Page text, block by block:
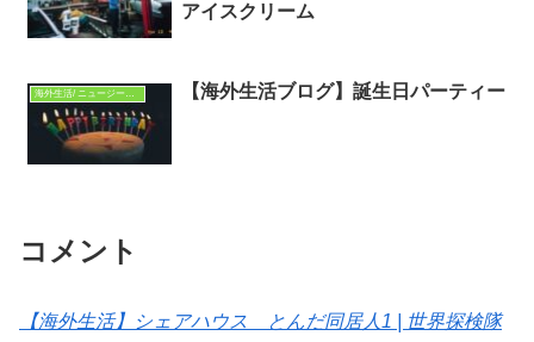
アイスクリーム
海外生活/ ニュージーランド 【海外生活ブログ】誕生日パーティー
コメント
【海外生活】シェアハウス とんだ同居人1 | 世界探検隊